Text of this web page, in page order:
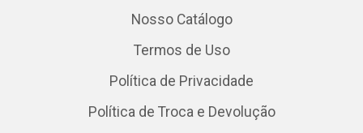
Nosso Catálogo
Termos de Uso
Política de Privacidade
Política de Troca e Devolução